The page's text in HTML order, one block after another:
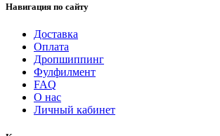
Навигация по сайту
Доставка
Оплата
Дропшиппинг
Фулфилмент
FAQ
О нас
Личный кабинет